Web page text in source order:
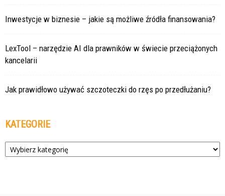
Inwestycje w biznesie – jakie są możliwe źródła finansowania?
LexTool – narzędzie AI dla prawników w świecie przeciążonych
kancelarii
Jak prawidłowo używać szczoteczki do rzęs po przedłużaniu?
KATEGORIE
Kategorie